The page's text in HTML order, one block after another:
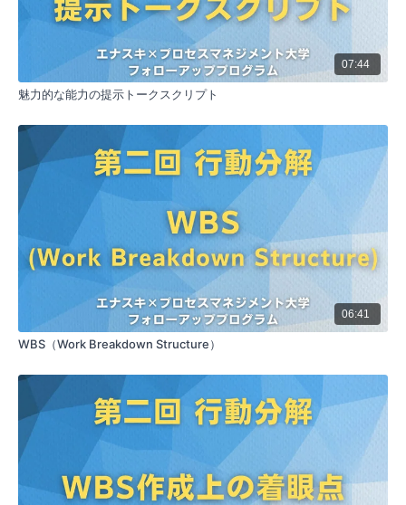
め、継続的な関係を構築する方法を詳しく解説しています。
5つの主要なポイント:
売った後に売る
要約：契約成立後、再度商品説明を行うことの重要性
後の後悔）を防ぐ効果があります。顧客の満足度は購
入時が最も高く、その後徐々に低下していくため、購
入直後に商品の特徴や価値を再確認することで、顧客
の満足度を維持し、購入決定が正しかったと感じても
らうことができます。
次に何を売るか
要約：契約成立を最終目標とせず、次の提案を準備す
ることの重要性を説明しています。営業担当者と顧客
の間で、契約のタイミングに対する認識のギャップが
あることを指摘しています。顧客にとっては契約がス
タートであり、そこから新たな提案を期待していま
す。継続的な提案を行うことで、顧客との関係を深
め、長期的な信頼関係を構築することができます。
要約：全ての既存顧客に対して紹介を依頼することの
重要性を説明しています。多くの場合、顧客は営業担
当者が紹介を求めていることを察していないため、明
確に意思表示をする必要があります。たとえ顧客が好
意的であっても、紹介の依頼がなければ行動に移さな
い可能性が高いため、全ての顧客に対して積極的に紹
介を依頼することが重要です。
07:44
魅力的な能力の提示トークスクリプト
06:41
WBS（Work Breakdown Structure）